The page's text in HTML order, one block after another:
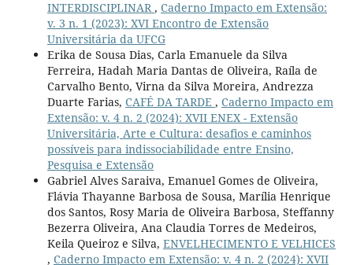
INTERDISCIPLINAR, Caderno Impacto em Extensão:
v. 3 n. 1 (2023): XVI Encontro de Extensão
Universitária da UFCG
Erika de Sousa Dias, Carla Emanuele da Silva
Ferreira, Hadah Maria Dantas de Oliveira, Raíla de
Carvalho Bento, Virna da Silva Moreira, Andrezza
Duarte Farias, CAFÉ DA TARDE , Caderno Impacto em
Extensão: v. 4 n. 2 (2024): XVII ENEX - Extensão
Universitária, Arte e Cultura: desafios e caminhos
possíveis para indissociabilidade entre Ensino,
Pesquisa e Extensão
Gabriel Alves Saraiva, Emanuel Gomes de Oliveira,
Flávia Thayanne Barbosa de Sousa, Marília Henrique
dos Santos, Rosy Maria de Oliveira Barbosa, Steffanny
Bezerra Oliveira, Ana Claudia Torres de Medeiros,
Keila Queiroz e Silva, ENVELHECIMENTO E VELHICES
, Caderno Impacto em Extensão: v. 4 n. 2 (2024): XVII